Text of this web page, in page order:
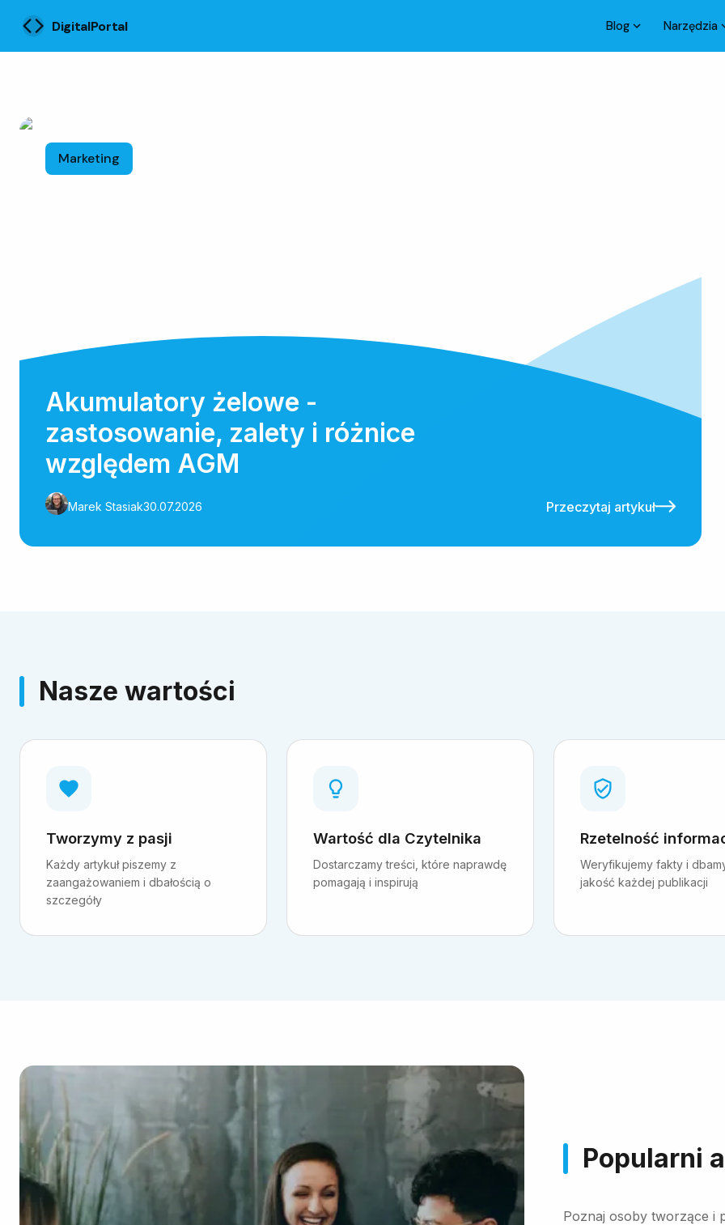
DigitalPortal Blog Narzędzia
Marketing
Akumulatory żelowe -
zastosowanie, zalety i różnice
względem AGM
Marek Stasiak30.07.2026 Przeczytaj artykuł
Nasze wartości
Tworzymy z pasji
Każdy artykuł piszemy z
zaangażowaniem i dbałością o
szczegóły
Wartość dla Czytelnika
Dostarczamy treści, które naprawdę
pomagają i inspirują
Rzetelność
Weryfikujemy fakty i
jakość każdej publikacji
Popularni
Poznaj osoby tworzące i